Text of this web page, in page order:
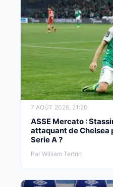
7 AOÛT 2026, 21:20
ASSE Mercato :
attaquant de Chelsea
Serie A ?
Par William Tertrin